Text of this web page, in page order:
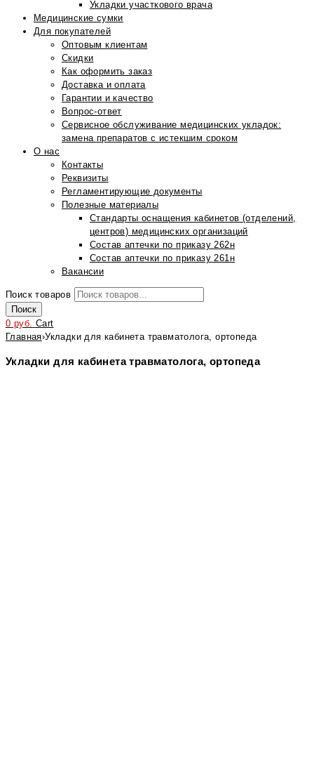
Укладки участкового врача
Медицинские сумки
Для покупателей
Оптовым клиентам
Скидки
Как оформить заказ
Доставка и оплата
Гарантии и качество
Вопрос-ответ
Сервисное обслуживание медицинских укладок:
замена препаратов с истекшим сроком
О нас
Контакты
Реквизиты
Регламентирующие документы
Полезные материалы
Стандарты оснащения кабинетов (отделений,
центров) медицинских организаций
Состав аптечки по приказу 262н
Состав аптечки по приказу 261н
Вакансии
Поиск товаров
Поиск
0 руб. Cart
Главная›Укладки для кабинета травматолога, ортопеда
Укладки для кабинета травматолога, ортопеда